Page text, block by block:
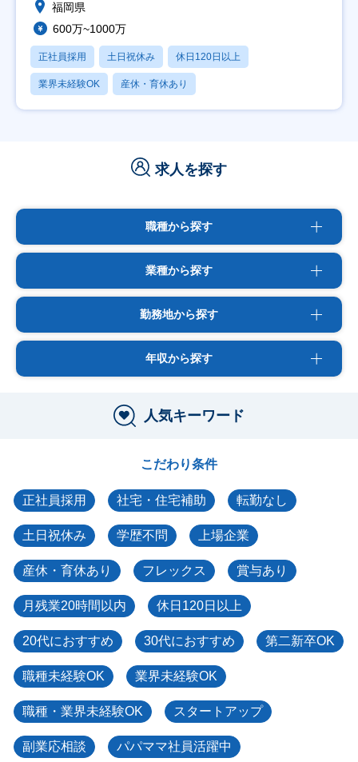
福岡県
600万~1000万
正社員採用 土日祝休み 休日120日以上
業界未経験OK 産休・育休あり
求人を探す
職種から探す
業種から探す
勤務地から探す
年収から探す
人気キーワード
こだわり条件
正社員採用 社宅・住宅補助 転勤なし
土日祝休み 学歴不問 上場企業
産休・育休あり フレックス 賞与あり
月残業20時間以内 休日120日以上
20代におすすめ 30代におすすめ 第二新卒OK
職種未経験OK 業界未経験OK
職種・業界未経験OK スタートアップ
副業応相談 パパママ社員活躍中